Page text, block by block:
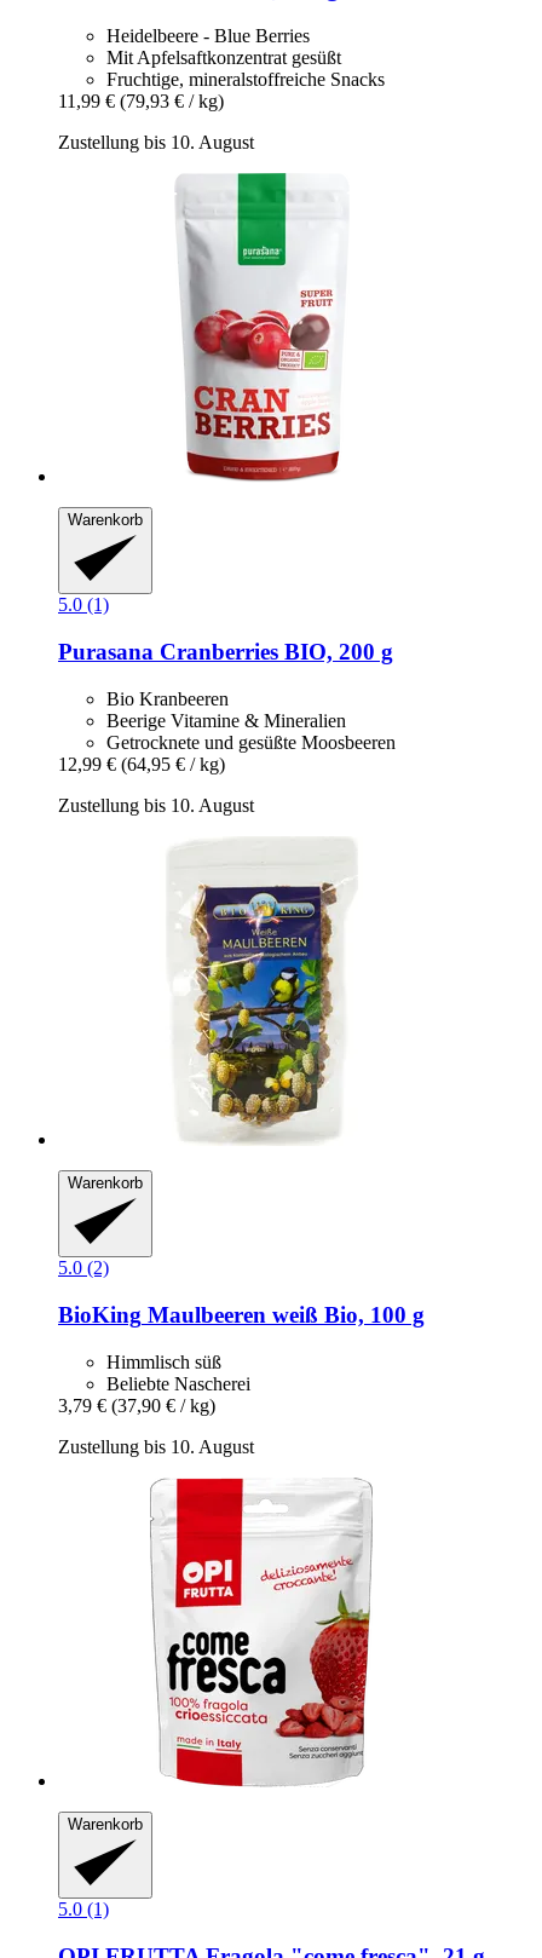
Heidelbeere - Blue Berries
Mit Apfelsaftkonzentrat gesüßt
Fruchtige, mineralstoffreiche Snacks
11,99 € (79,93 € / kg)
Zustellung bis 10. August
Warenkorb
5.0 (1)
Purasana Cranberries BIO, 200 g
Bio Kranbeeren
Beerige Vitamine & Mineralien
Getrocknete und gesüßte Moosbeeren
12,99 € (64,95 € / kg)
Zustellung bis 10. August
Warenkorb
5.0 (2)
BioKing Maulbeeren weiß Bio, 100 g
Himmlisch süß
Beliebte Nascherei
3,79 € (37,90 € / kg)
Zustellung bis 10. August
Warenkorb
5.0 (1)